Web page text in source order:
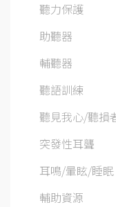
聽力保護
助聽器
輔聽器
聽語訓練
聽見我心/聽損
突發性耳聾
耳鳴/暈眩/睡眠
輔助資源